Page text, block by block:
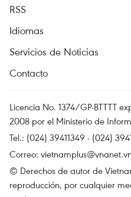
RSS
Idiomas
Servicios de Noticias
Contacto
Licencia No. 1374/GP-BTTTT
2008 por el Ministerio de
Tel.: (024) 39411349 - (024)
Correo:
© Derechos de autor de
reproducción, por cualquier